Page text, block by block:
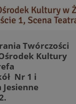
Twórczości
Kultury
Nr 1 i
Jesienne